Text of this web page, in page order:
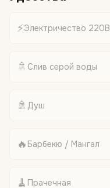
⚡Электричество 220В
🚿 Слив серой воды
🚿 Душ
🔥 Барбекю / Мангал
🧹 Прачечная